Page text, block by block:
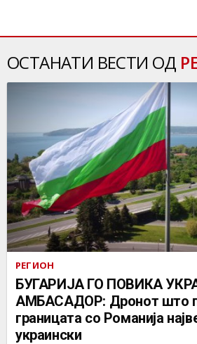
ОСТАНАТИ ВЕСТИ ОД
РЕГИОН
БУГАРИЈА ГО ПОВИКА
АМБАСАДОР: Дронот што
границата со Романија
украински